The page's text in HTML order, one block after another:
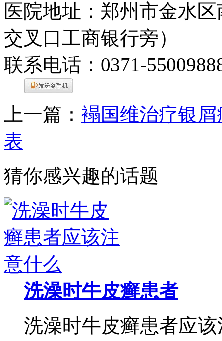
医院地址：郑州市金水
交叉口工商银行旁）
联系电话：0371-
上一篇： 褟国维治疗银
表
猜你感兴趣的话题
洗澡时牛皮癣患者
洗澡时牛皮癣患者应